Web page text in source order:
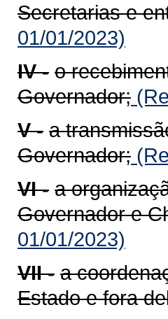
Secretarias e
01/01/2023)
IV - o
Governador;
V - a
Governador;
VI - a
Governador e
01/01/2023)
VII - a
Estado e fora